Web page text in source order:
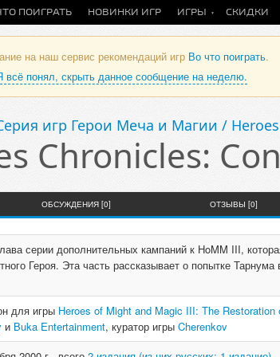
ПОИГРАТЬ НОВИНКИ ИГР ИГРЫ СКИДКИ
на наш сервис рекомендаций игр Во что поиграть.
всё понял, скрыть данное сообщение на неделю.
игр Герои Меча и Магии /
Chronicles:
ОБСУЖДЕНИЯ [0] ОТЗЫВЫ [0]
серии дополнительных кампаний к HoMM III,
Героя. Эта часть рассказывает о попытке
для игры Heroes of Might and Magic III: The Restoration
и Buka Entertainment, куратор игры Cherenkov